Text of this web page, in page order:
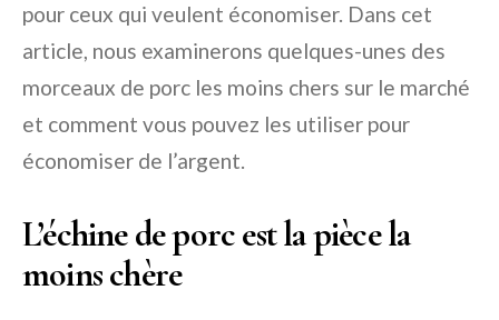
pour ceux qui veulent économiser. Dans cet
article, nous examinerons quelques-unes des
morceaux de porc les moins chers sur le marché
et comment vous pouvez les utiliser pour
économiser de l’argent.
L’échine de porc est la pièce la
moins chère